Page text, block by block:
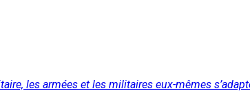
les armées et les militaires eux-mêmes